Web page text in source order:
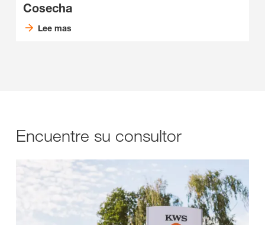
Cosecha
Lee mas
Encuentre su consultor